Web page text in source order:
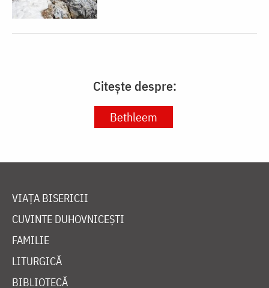
Citește despre:
Bethleem
VIAȚA BISERICII
CUVINTE DUHOVNICEȘTI
FAMILIE
LITURGICĂ
BIBLIOTECĂ